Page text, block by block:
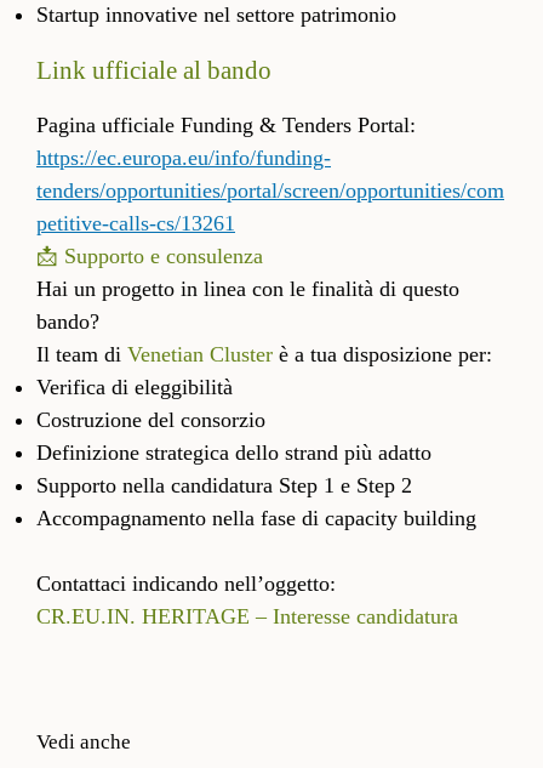
Startup innovative nel settore patrimonio
Link ufficiale al bando
Pagina ufficiale Funding & Tenders Portal:
https://ec.europa.eu/info/funding-
tenders/opportunities/portal/screen/opportunities/com
petitive-calls-cs/13261
📩 Supporto e consulenza
Hai un progetto in linea con le finalità di questo
bando?
Il team di Venetian Cluster è a tua disposizione per:
Verifica di eleggibilità
Costruzione del consorzio
Definizione strategica dello strand più adatto
Supporto nella candidatura Step 1 e Step 2
Accompagnamento nella fase di capacity building
Contattaci indicando nell’oggetto:
CR.EU.IN. HERITAGE – Interesse candidatura
Vedi anche